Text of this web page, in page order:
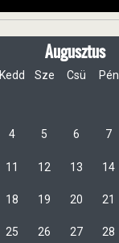
Augusztus
Kedd Sze Csü Pén
4 5 6 7
11 12 13 14
18 19 20 21
25 26 27 28